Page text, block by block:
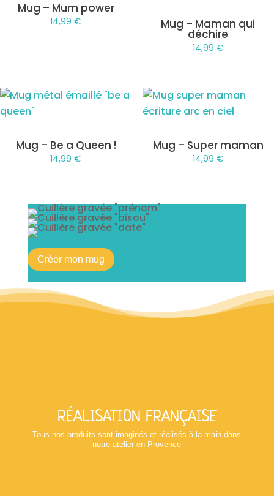
Mug – Mum power
14,99€ Mug – Maman qui
déchire
14,99 €
Mug – Be a Queen !
14,99€
Mug – Super maman
14,99 €
Créer mon mug
RÉALISATION FRANÇAISE
Tous nos produits sont imaginés et réalisés à la main dans
notre atelier en Provence